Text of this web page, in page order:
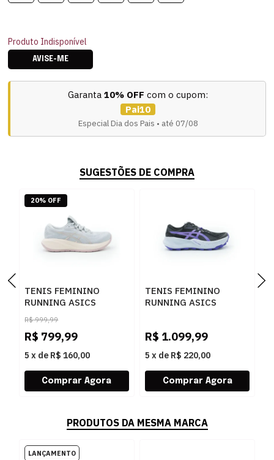
Produto Indisponível
AVISE-ME
Garanta 10% OFF com o cupom:
Pai10
Especial Dia dos Pais • até 07/08
SUGESTÕES DE COMPRA
TENIS FEMININO
RUNNING ASICS
CUMULUS 28
1012B916.020 020
R$ 999,99
R$ 799,99
5 x de R$ 160,00
20% OFF
TENIS FEMININO
RUNNING ASICS
R$ 1.099,99
5 x de R$ 220,00
PRODUTOS DA MESMA MARCA